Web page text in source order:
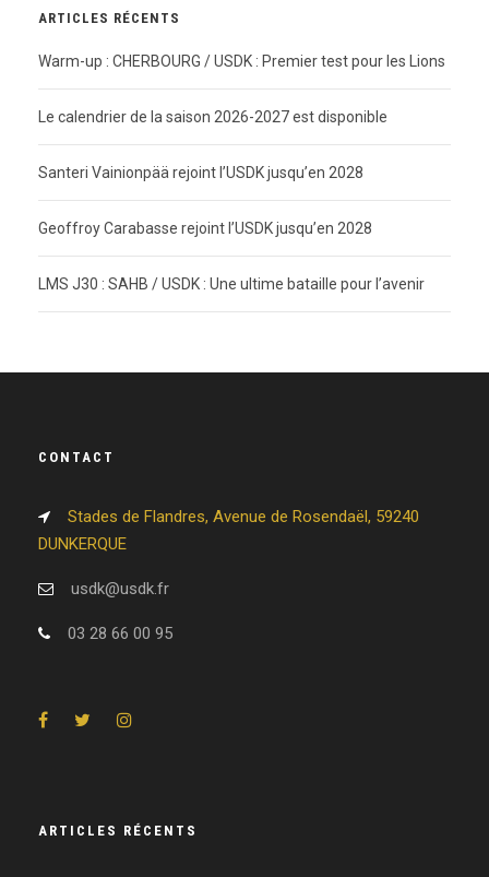
ARTICLES RÉCENTS
Warm-up : CHERBOURG / USDK : Premier test pour les Lions
Le calendrier de la saison 2026-2027 est disponible
Santeri Vainionpää rejoint l’USDK jusqu’en 2028
Geoffroy Carabasse rejoint l’USDK jusqu’en 2028
LMS J30 : SAHB / USDK : Une ultime bataille pour l’avenir
CONTACT
Stades de Flandres, Avenue de Rosendaël, 59240
DUNKERQUE
usdk@usdk.fr
03 28 66 00 95
ARTICLES RÉCENTS